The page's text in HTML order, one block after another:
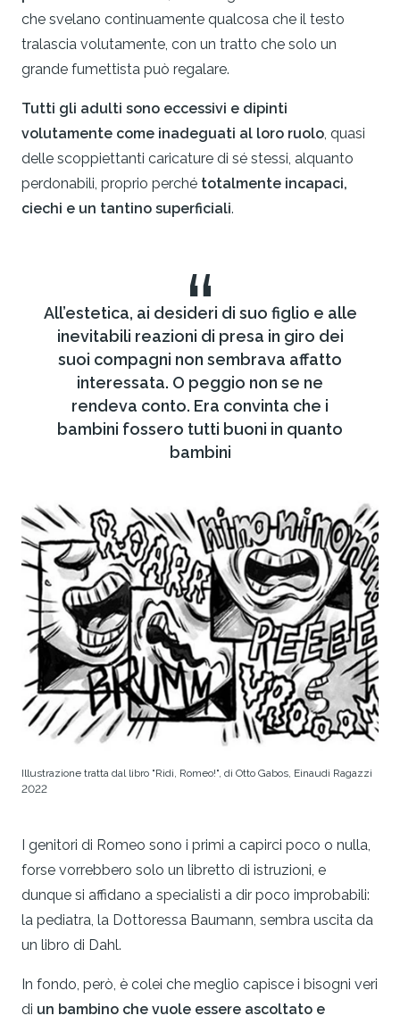
che svelano continuamente qualcosa che il testo
tralascia volutamente, con un tratto che solo un
grande fumettista può regalare.
Tutti gli adulti sono eccessivi e dipinti
volutamente come inadeguati al loro ruolo , quasi
delle scoppiettanti caricature di sé stessi, alquanto
perdonabili, proprio perché totalmente incapaci,
ciechi e un tantino superficiali.
“
All’estetica, ai desideri di suo figlio e alle
inevitabili reazioni di presa in giro dei
suoi compagni non sembrava affatto
interessata. O peggio non se ne
rendeva conto. Era convinta che i
bambini fossero tutti buoni in quanto
bambini
Illustrazione tratta dal libro "Ridi, Romeo!", di Otto Gabos, Einaudi Ragazzi
2022
I genitori di Romeo sono i primi a capirci poco o nulla,
forse vorrebbero solo un libretto di istruzioni, e
dunque si affidano a specialisti a dir poco improbabili:
la pediatra, la Dottoressa Baumann, sembra uscita da
un libro di Dahl.
In fondo, però, è colei che meglio capisce i bisogni veri
di un bambino che vuole essere ascoltato e